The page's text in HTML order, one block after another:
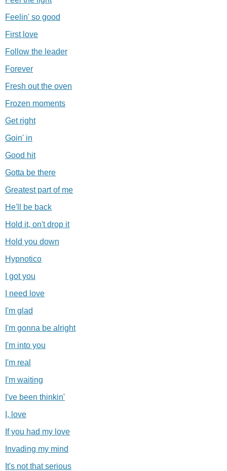
Feelin' so good
First love
Follow the leader
Forever
Fresh out the oven
Frozen moments
Get right
Goin' in
Good hit
Gotta be there
Greatest part of me
He'll be back
Hold it, on't drop it
Hold you down
Hypnotico
I got you
I need love
I'm glad
I'm gonna be alright
I'm into you
I'm real
I'm waiting
I've been thinkin'
I, love
If you had my love
Invading my mind
It's not that serious